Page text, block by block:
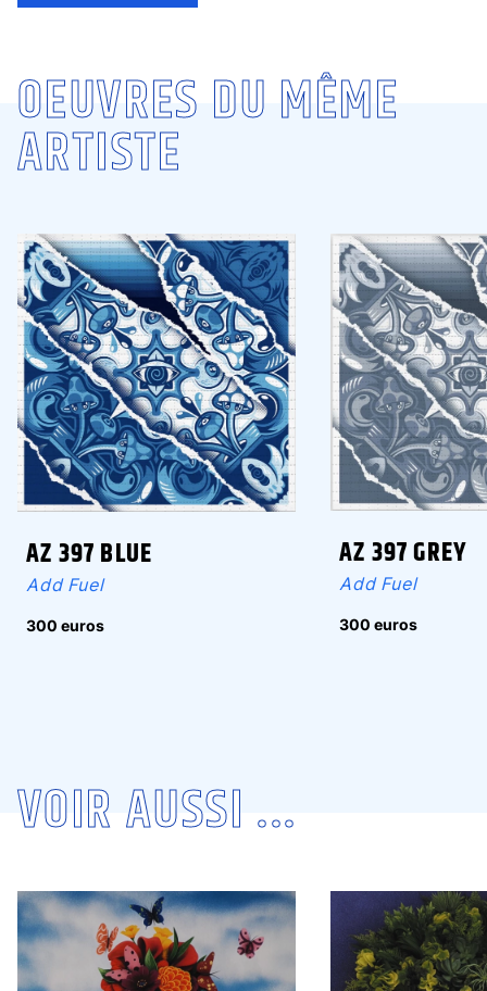
OEUVRES DU MÊME
ARTISTE
AZ 397 BLUE
Add Fuel
300 euros
AZ 397 GREY
Add Fuel
300 euros
VOIR AUSSI ...